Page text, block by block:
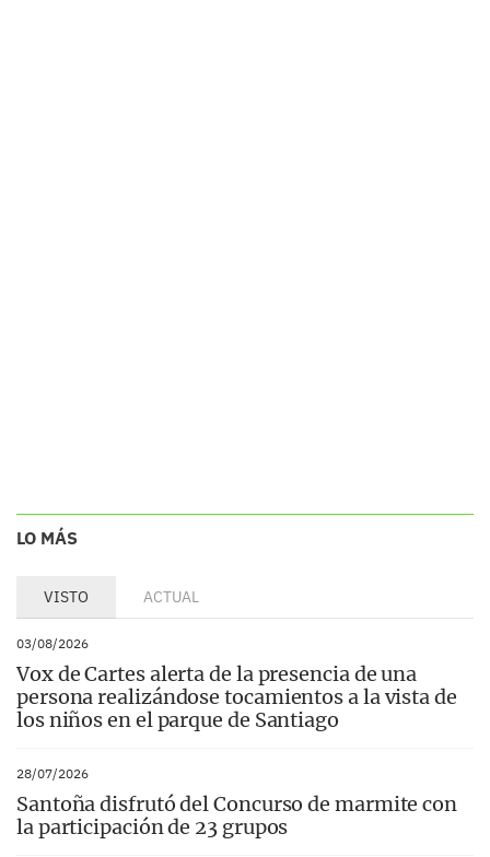
LO MÁS
VISTO ACTUAL
03/08/2026
Vox de Cartes alerta de la presencia de una
persona realizándose tocamientos a la vista de
los niños en el parque de Santiago
28/07/2026
Santoña disfrutó del Concurso de marmite con
la participación de 23 grupos